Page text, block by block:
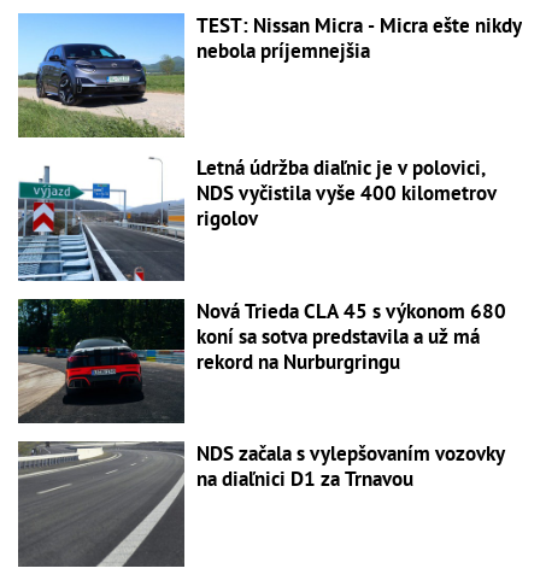
TEST: Nissan Micra - Micra ešte nikdy
nebola príjemnejšia
Letná údržba diaľnic je v polovici,
NDS vyčistila vyše 400 kilometrov
rigolov
Nová Trieda CLA 45 s výkonom 680
koní sa sotva predstavila a už má
rekord na Nurburgringu
NDS začala s vylepšovaním vozovky
na diaľnici D1 za Trnavou